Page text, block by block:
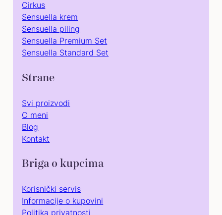
Cirkus
Sensuella krem
Sensuella piling
Sensuella Premium Set
Sensuella Standard Set
Strane
Svi proizvodi
O meni
Blog
Kontakt
Briga o kupcima
Korisnički servis
Informacije o kupovini
Politika privatnosti